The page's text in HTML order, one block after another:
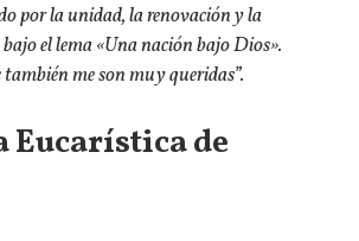
por la unidad, la renovación y la
el lema «Una nación bajo Dios».
me son muy queridas”.
Eucarística de